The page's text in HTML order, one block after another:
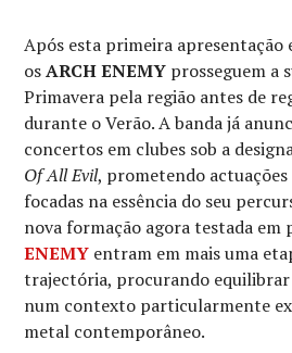
Após esta primeira
osARCH ENEMY prosseguem a
Primavera pela região antes de
durante o Verão. A banda já
concertos em clubes sob a
Of All Evil, prometendo
focadas na essência do seu
nova formação agora testada em
ENEMY entram em mais uma
trajectória, procurando equilibrar
num contexto particularmente
metal contemporâneo.